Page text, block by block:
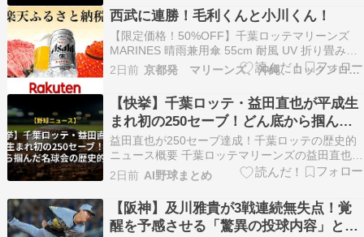
西武に連勝！毛利くんと小川くん！
【限定価格！50%OFF】千葉ロッテマリーンズ
MARINES 晴雨兼用傘 55cm 耐風 UV 折り畳み傘
グッズ ロッテ 折りたたみ傘 軽量 晴雨兼用 風に
強い 軽い コンパクト 手動 uvカット 超軽量 超撥
水 反射 撥水 日傘 丈夫 55 傘 折りたたみ価格：
1375円（…
2日前 京都発 マリーンズ、沖縄、ロックンロール、なblog
【快挙】千葉ロッテ・益田直也が平成生
まれ初の250セーブ！どん底から掴んだ
名球会の歴史的瞬間
益田直也が250セーブ達成！千葉ロッテの歴史的
ニュース概要 千葉ロッテマリーンズの益田直也投
手が、４日の西武ライオンズ戦でNPB通算２５０
セーブを達成しました。 平成生まれの投手として
は史上初となる名球会入りの快挙です。 本拠地の
ZOZOマリンスタジアムでファンの大声援を受け
てマ…
2日前 AI野球まとめ
【阪神】及川雅貴が3戦連続無失点！覚
醒を予感させる「驚異の投球内容」と本